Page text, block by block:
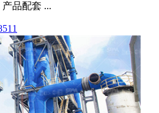
品配套 ...